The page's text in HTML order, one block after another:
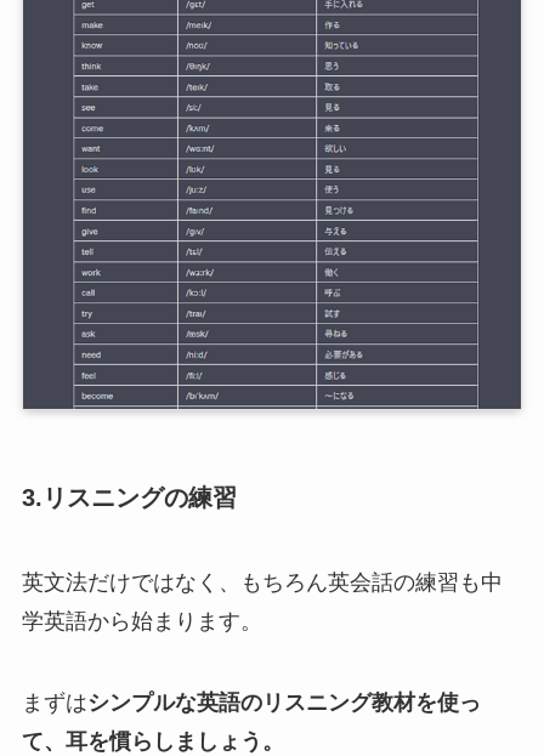
3.リスニングの練習
英文法だけではなく、もちろん英会話の練習も中
学英語から始まります。
まずはシンプルな英語のリスニング教材を使っ
て、耳を慣らしましょう。